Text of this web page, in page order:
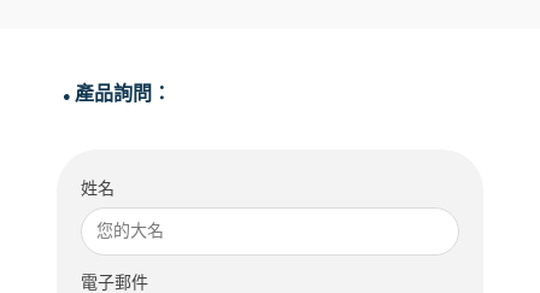
● 產品詢問：
姓名
電子郵件